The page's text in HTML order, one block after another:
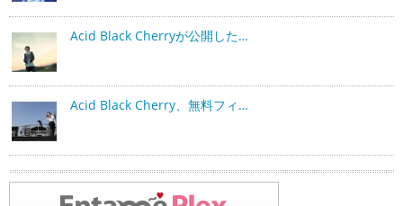
Acid Black Cherryが公開した…
Acid Black Cherry、無料フィ…